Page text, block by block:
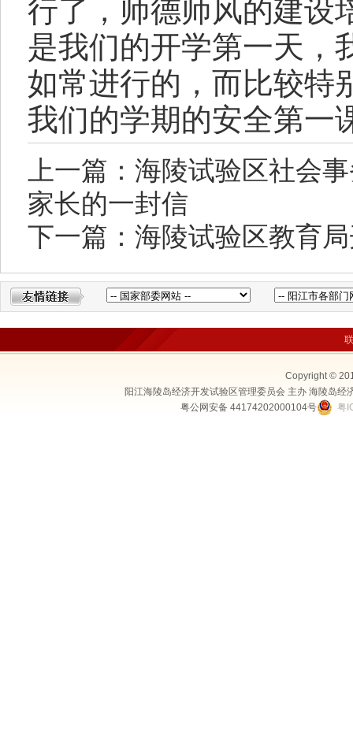
行了，师德师风的建设
是我们的开学第一天，
如常进行的，而比较特
我们的学期的安全第一
上一篇：海陵试验区社会
家长的一封信
下一篇：海陵试验区教育
Copyright ©
阳江海陵岛经济开发试验区管理委员会 主办 海陵岛
粤公网安备 44174202000104号
粤